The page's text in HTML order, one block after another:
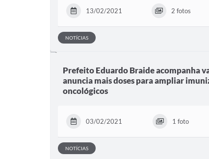
13/02/2021 2 fotos
NOTÍCIAS
Prefeito Eduardo Braide acompanha
anuncia mais doses para ampliar
oncológicos
03/02/2021 1 foto
NOTÍCIAS